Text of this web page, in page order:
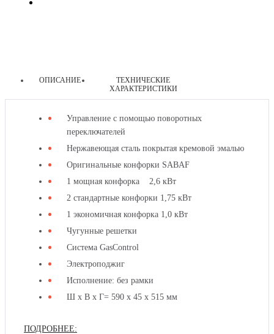
ОПИСАНИЕ
ТЕХНИЧЕСКИЕ
ХАРАКТЕРИСТИКИ
Управление с помощью поворотных
переключателей
Нержавеющая сталь покрытая кремовой эмалью
Оригинальные конфорки SABAF
1 мощная конфорка 2,6 кВт
2 стандартные конфорки 1,75 кВт
1 экономичная конфорка 1,0 кВт
Чугунные решетки
Система GasControl
Электроподжиг
Исполнение: без рамки
Ш х В х Г= 590 х 45 х 515 мм
ПОДРОБНЕЕ:
категории
ИНДУКЦИОННАЯ
ВАРОЧНАЯ